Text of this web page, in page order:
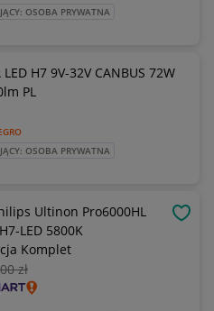
OSOBA PRYWATNA
LED H7 9V-32V CANBUS 72W
PL
OSOBA PRYWATNA
Ultinon Pro6000HL
LED 5800K
Komplet
zł